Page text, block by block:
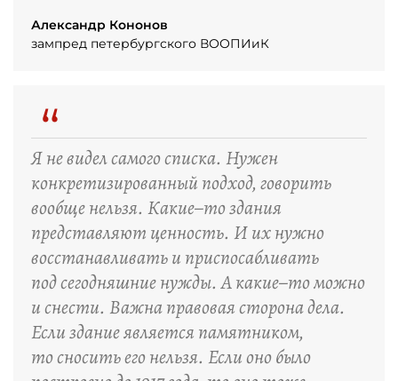
Александр Кононов
зампред петербургского ВООПИиК
“
Я не видел самого списка. Нужен
конкретизированный подход, говорить
вообще нельзя. Какие–то здания
представляют ценность. И их нужно
восстанавливать и приспосабливать
под сегодняшние нужды. А какие–то можно
и снести. Важна правовая сторона дела.
Если здание является памятником,
то сносить его нельзя. Если оно было